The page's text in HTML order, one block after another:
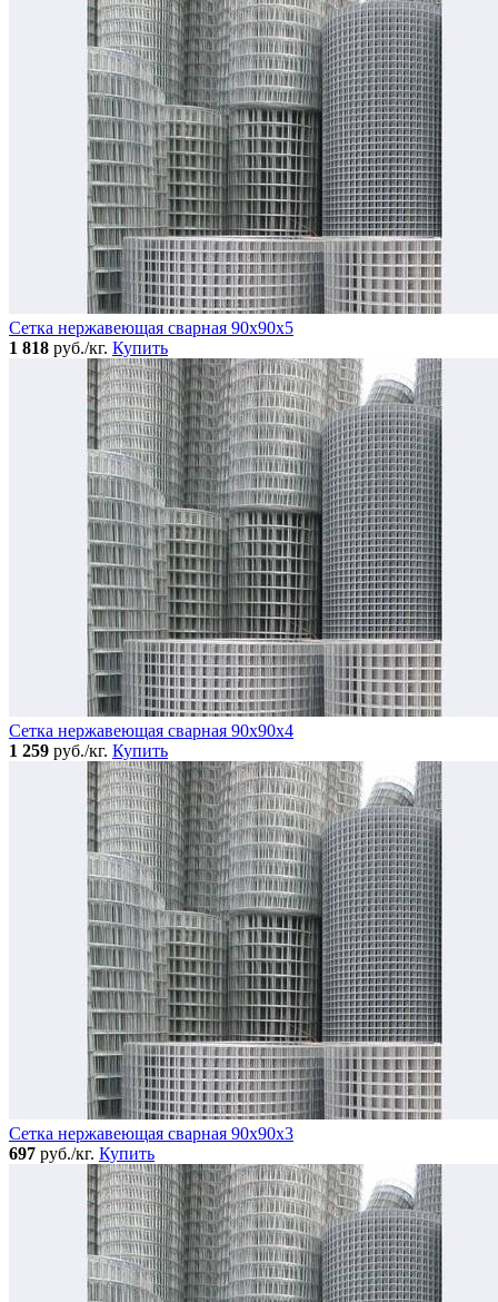
Сетка нержавеющая сварная 90х90х5
1 818 руб./кг. Купить
Сетка нержавеющая сварная 90х90х4
1 259 руб./кг. Купить
Сетка нержавеющая сварная 90х90х3
697 руб./кг. Купить